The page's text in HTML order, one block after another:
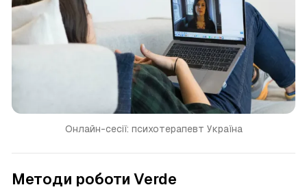
Онлайн-сесії: психотерапевт Україна
Методи роботи Verde